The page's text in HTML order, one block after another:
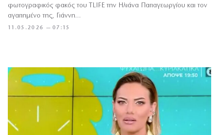
11.05.2026 — 07:15
φωτογραφικός φακός του TLIFE την Ηλιάνα Παπαγεωργίου και τον
αγαπημένο της, Γιάννη…